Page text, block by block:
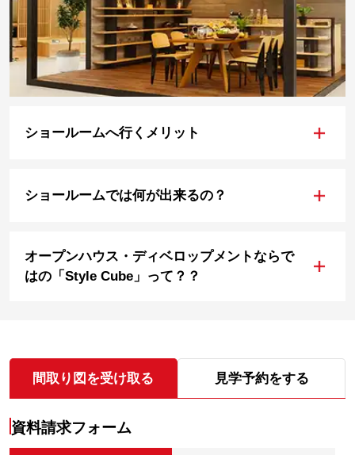
ショールームへ行くメリット +
ショールームでは何が出来るの？ +
オープンハウス・ディベロップメントならで
はの「Style Cube」って？？
+
間取り図を受け取る 見学予約をする
資料請求フォーム